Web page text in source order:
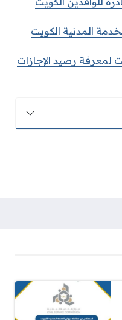
المدنية الكويت
لمعرفة رصيد الإجازات